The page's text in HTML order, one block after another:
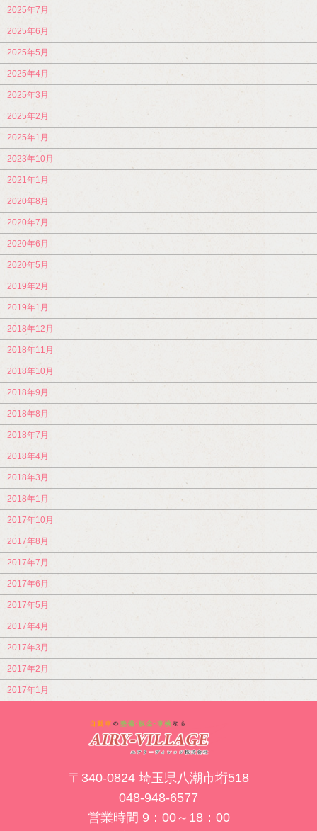
2025年7月
2025年6月
2025年5月
2025年4月
2025年3月
2025年2月
2025年1月
2023年10月
2021年1月
2020年8月
2020年7月
2020年6月
2020年5月
2019年2月
2019年1月
2018年12月
2018年11月
2018年10月
2018年9月
2018年8月
2018年7月
2018年4月
2018年3月
2018年1月
2017年10月
2017年8月
2017年7月
2017年6月
2017年5月
2017年4月
2017年3月
2017年2月
2017年1月
〒340-0824 埼玉県八潮市垳518
048-948-6577
営業時間 9：00～18：00